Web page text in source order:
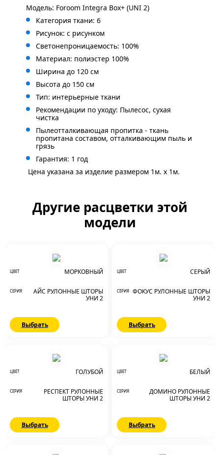
Модель: Foroom Integra Box+ (UNI 2)
Категория ткани: 6
Рисунок: с рисунком
Светонепроницаемость: 100%
Материал: полиэстер 100%
Ширина до 120 см
Высота до 150 см
Тип: интерьерные ткани
Рекомендации по уходу: Пылесос, сухая
чистка
Пылеотталкивающая пропитка - ткань
пропитана составом, отталкивающим пыль и
грязь
Гарантия: 1 год
Цена указана за изделие размером 1м. x 1м.
Другие расцветки этой
модели
ЦВЕТ МОРКОВНЫЙ
СЕРИЯ
АЙС РУЛОННЫЕ ШТОРЫ
УНИ 2
Выбрать
ЦВЕТ СЕРЫЙ
СЕРИЯ
ФОКУС РУЛОННЫЕ ШТОРЫ
УНИ 2
Выбрать
ЦВЕТ ГОЛУБОЙ
СЕРИЯ
РЕСПЕКТ РУЛОННЫЕ
ШТОРЫ УНИ 2
Выбрать
ЦВЕТ БЕЛЫЙ
СЕРИЯ
ДОМИНО РУЛОННЫЕ
ШТОРЫ УНИ 2
Выбрать